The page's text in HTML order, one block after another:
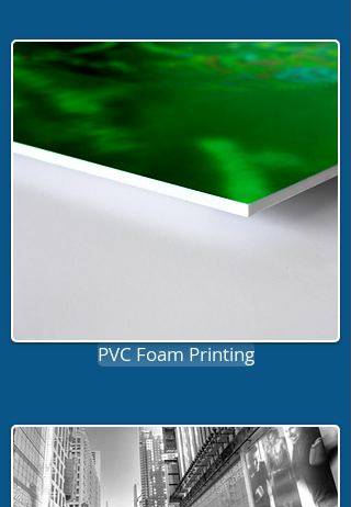
PVC Foam Printing